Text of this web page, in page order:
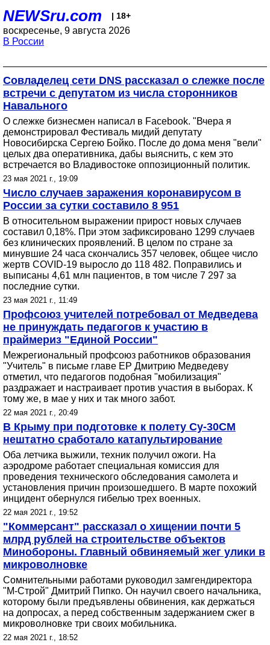
NEWSru.com | 18+
воскресенье, 9 августа 2026
В России
Совладелец сети DNS рассказал о слежке после
встречи с депутатом из числа сторонников
Навального
О слежке бизнесмен написал в Facebook. "Вчера я
демонстрировал Фестиваль мидий депутату
Новосибирска Сергею Бойко. После до дома меня "вели"
целых два оперативника, дабы выяснить, с кем это
встречается во Владивостоке оппозиционный политик.
23 мая 2021 г., 19:09
Число случаев заражения коронавирусом в
России за сутки составило 8 951
В относительном выражении прирост новых случаев
составил 0,18%. При этом зафиксировано 1299 случаев
без клинических проявлений. В целом по стране за
минувшие 24 часа скончались 357 человек, общее число
жертв COVID-19 выросло до 118 482. Поправились и
выписаны 4,61 млн пациентов, в том числе 7 297 за
последние сутки.
23 мая 2021 г., 11:49
Профсоюз учителей потребовал от Медведева
не принуждать педагогов к участию в
праймериз "Единой России"
Межрегиональный профсоюз работников образования
"Учитель" в письме главе ЕР Дмитрию Медведеву
отметил, что педагогов подобная "мобилизация"
раздражает и настраивает против участия в выборах. К
тому же, в мае у них и так много забот.
22 мая 2021 г., 20:49
В Крыму при подготовке к полету Су-30СМ
нештатно сработало катапультирование
Оба летчика выжили, техник получил ожоги. На
аэродроме работает специальная комиссия для
проведения технического обследования самолета и
установления причин произошедшего. В марте похожий
инцидент обернулся гибелью трех военных.
22 мая 2021 г., 19:52
"Коммерсант" рассказал о хищении почти 5
млрд рублей на строительстве объектов
Минобороны. Главный обвиняемый жег улики в
микроволновке
Сомнительными работами руководил замгендиректора
"М-Строй" Дмитрий Пипко. Он научил своего начальника,
которому были предъявлены обвинения, как держаться
на допросах, а перед собственным задержанием сжег в
микроволновке три своих мобильника.
22 мая 2021 г., 18:52